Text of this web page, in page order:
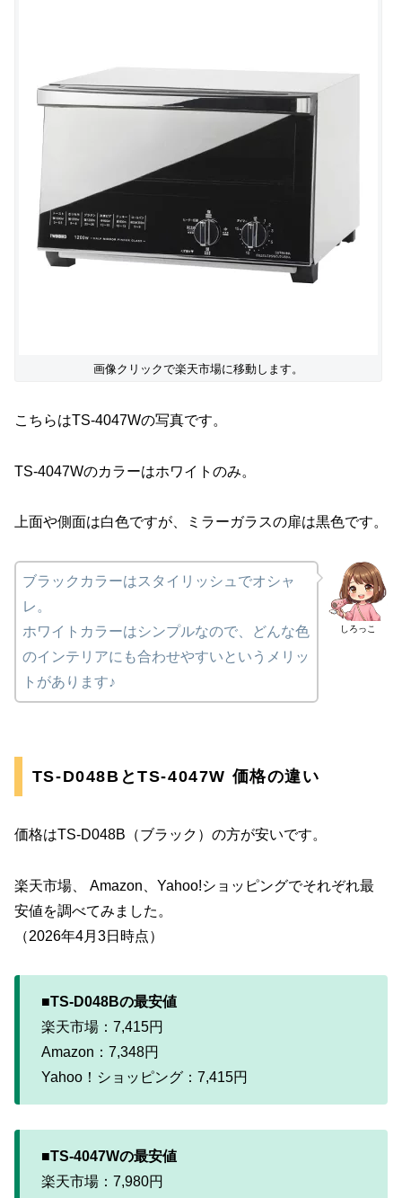
画像クリックで楽天市場に移動します。
こちらはTS-4047Wの写真です。
TS-4047Wのカラーはホワイトのみ。
上面や側面は白色ですが、ミラーガラスの扉は黒色です。
しろっこ
ブラックカラーはスタイリッシュでオシャ
レ。
ホワイトカラーはシンプルなので、どんな色
のインテリアにも合わせやすいというメリッ
トがあります♪
TS-D048BとTS-4047W 価格の違い
価格はTS-D048B（ブラック）の方が安いです。
楽天市場、 Amazon、Yahoo!ショッピングでそれぞれ最
安値を調べてみました。
（2026年4月3日時点）
■TS-D048Bの最安値
楽天市場：7,415円
Amazon：7,348円
Yahoo！ショッピング：7,415円
■TS-4047Wの最安値
楽天市場：7,980円